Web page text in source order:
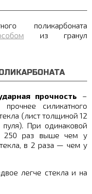
поликарбоната
из гранул
прочность –
силикатного
(лист толщиной 12
При одинаковой
250 раз выше чем у
в 2 раза — чем у
легче стекла и на